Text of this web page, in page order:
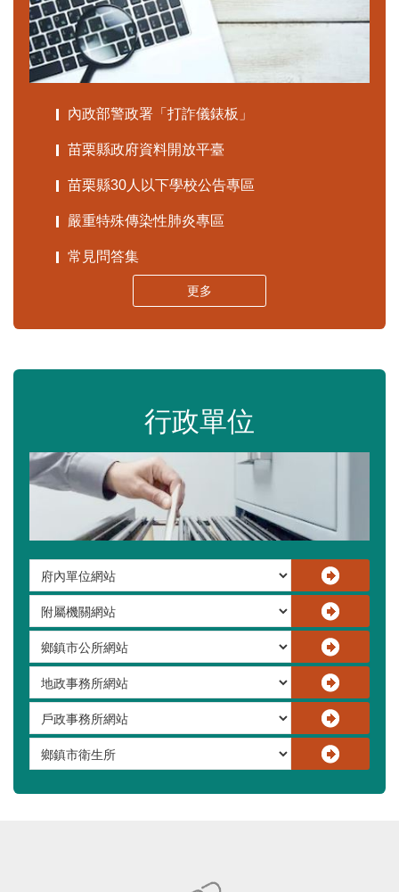
內政部警政署「打詐儀錶板」
苗栗縣政府資料開放平臺
苗栗縣30人以下學校公告專區
嚴重特殊傳染性肺炎專區
常見問答集
更多
行政單位